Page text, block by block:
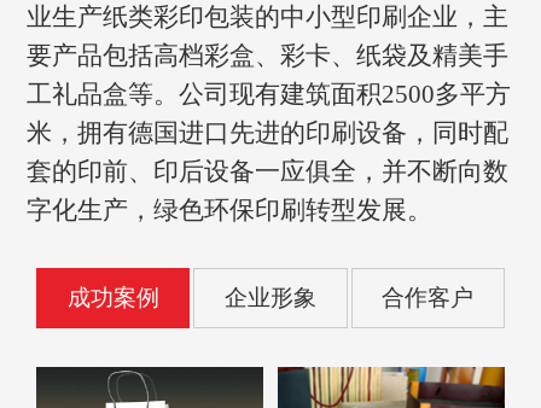
业生产纸类彩印包装的中小型印刷企业，主
要产品包括高档彩盒、彩卡、纸袋及精美手
工礼品盒等。公司现有建筑面积2500多平方
米，拥有德国进口先进的印刷设备，同时配
套的印前、印后设备一应俱全，并不断向数
字化生产，绿色环保印刷转型发展。
成功案例 企业形象 合作客户